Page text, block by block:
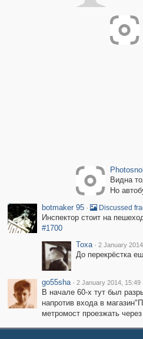
Видна
Но
botmaker 95 · Discussed
Инспектор стоит на
#1700
Toxa · 2 January
До перекрёстка
go55sha · 2 January 2014, 15:49
В начале 60-х тут был
напротив входа в
метромост проезжать